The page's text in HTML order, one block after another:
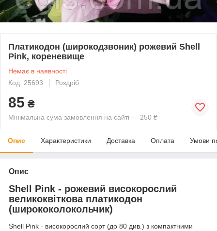
Платикодон (широкодзвоник) рожевий Shell
Pink, кореневище
Немає в наявності
Код: 25693
Роздріб
85 ₴
Мінімальна сума замовлення на сайті — 250 ₴
Опис Характеристики Доставка Оплата Умови
Опис
Shell Pink - рожевий високорослий
великоквіткова платикодон
(ширококолокольчик)
Shell Pink - високорослий сорт (до 80 див.) з компактними